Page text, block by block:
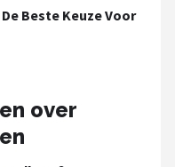
Beste Keuze Voor
over